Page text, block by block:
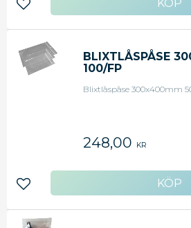
Lägg till i favoriter
BLIXTLÅSPÅSE
100/FP
Blixtlåspåse 300x400mm
248,00 KR
Lägg till i favoriter